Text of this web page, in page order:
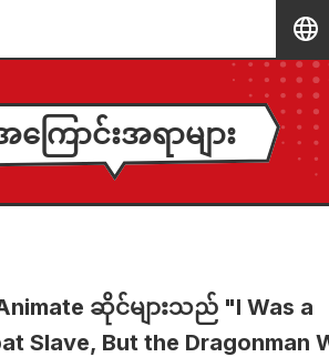
ကြောင်းအရာများ
ဆိုင်များသည် "I Was a
Slave, But the Dragonman